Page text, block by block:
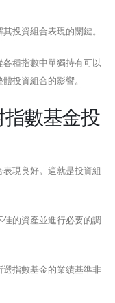
投資組合表現的關鍵。
種指數中單獨持有可以
投資組合的影響。
數基金投
現良好。這就是投資組
的資產並進行必要的調
指數基金的業績基準非